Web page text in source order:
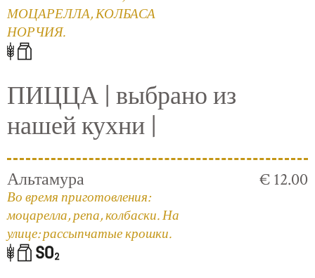
МОЦАРЕЛЛА, КОЛБАСА
НОРЧИЯ.
ПИЦЦА | выбрано из
нашей кухни |
Альтамура
Во время приготовления:
моцарелла, репа, колбаски. На
улице: рассыпчатые крошки.
€ 12.00